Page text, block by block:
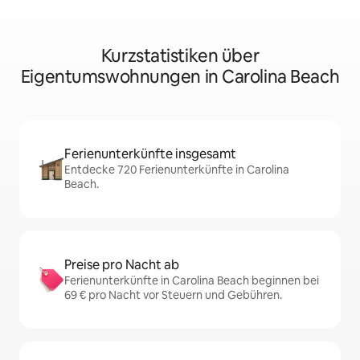
Kurzstatistiken über
Eigentumswohnungen in Carolina Beach
Ferienunterkünfte insgesamt
Entdecke 720 Ferienunterkünfte in Carolina
Beach.
Preise pro Nacht ab
Ferienunterkünfte in Carolina Beach beginnen bei
69 € pro Nacht vor Steuern und Gebühren.